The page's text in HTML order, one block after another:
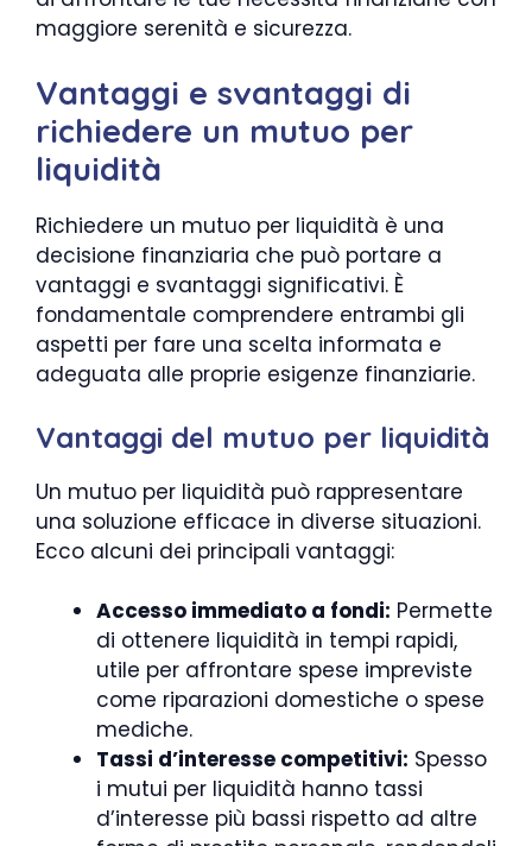
maggiore serenità e sicurezza.
Vantaggi e svantaggi di
richiedere un mutuo per
liquidità
Richiedere un mutuo per liquidità è una
decisione finanziaria che può portare a
vantaggi e svantaggi significativi. È
fondamentale comprendere entrambi gli
aspetti per fare una scelta informata e
adeguata alle proprie esigenze finanziarie.
Vantaggi del mutuo per liquidità
Un mutuo per liquidità può rappresentare
una soluzione efficace in diverse situazioni.
Ecco alcuni dei principali vantaggi:
Accesso immediato a fondi: Permette
di ottenere liquidità in tempi rapidi,
utile per affrontare spese impreviste
come riparazioni domestiche o spese
mediche.
Tassi d’interesse competitivi: Spesso
i mutui per liquidità hanno tassi
d’interesse più bassi rispetto ad altre